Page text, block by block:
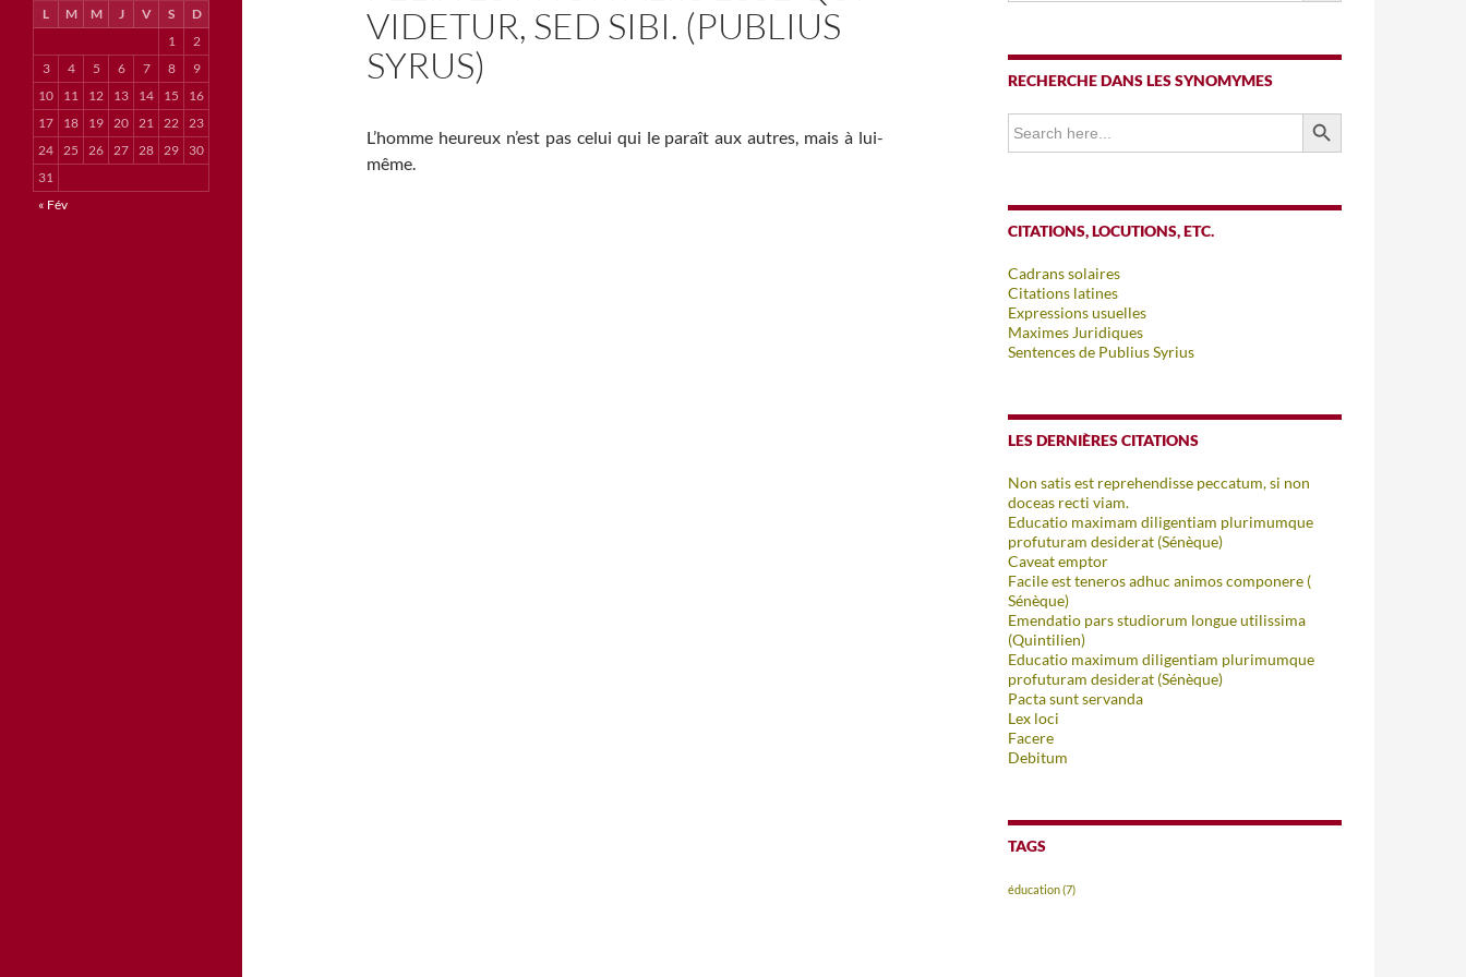
VIDETUR, SED SIBI. (PUBLIUS
SYRUS)
L’homme heureux n’est pas celui qui le paraît aux autres, mais à lui-
même.
RECHERCHE DANS LES SYNOMYMES
Search
for:
SEARCH BUTTON
CITATIONS, LOCUTIONS, ETC.
Cadrans solaires
Citations latines
Expressions usuelles
Maximes Juridiques
Sentences de Publius Syrius
LES DERNIÈRES CITATIONS
Non satis est reprehendisse peccatum, si non
doceas recti viam.
Educatio maximam diligentiam plurimumque
profuturam desiderat (Sénèque)
Caveat emptor
Facile est teneros adhuc animos componere (
Sénèque)
Emendatio pars studiorum longue utilissima
(Quintilien)
Educatio maximum diligentiam plurimumque
profuturam desiderat (Sénèque)
Pacta sunt servanda
Lex loci
Facere
Debitum
TAGS
éducation(7)
L M M J V S
D
1
2
3
4 5 6 7 8
9
10
11 12 13 14 15
16
17
18 19 20 21 22 23
24 25 26 27 28 29
30
31
« Fév